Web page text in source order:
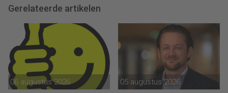
Gerelateerde artikelen
06 augustus 2026 05 augustus 2026